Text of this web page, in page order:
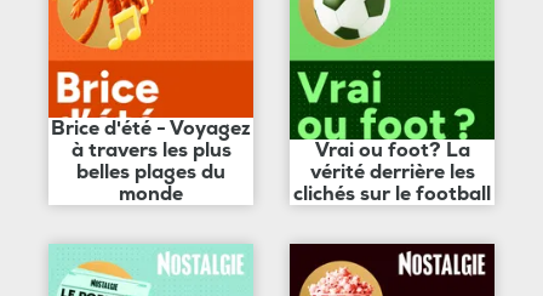
Brice d'été - Voyagez
à travers les plus
belles plages du
monde
Vrai ou foot? La
vérité derrière les
clichés sur le football